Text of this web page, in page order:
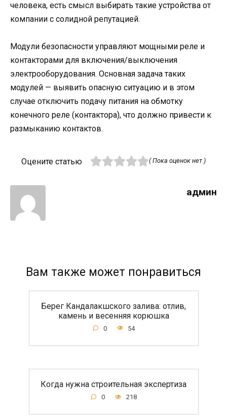
человека, есть смысл выбирать такие устройства от
компании с солидной репутацией.
Модули безопасности управляют мощными реле и
контакторами для включения/выключения
электрооборудования. Основная задача таких
модулей — выявить опасную ситуацию и в этом
случае отключить подачу питания на обмотку
конечного реле (контактора), что должно привести к
размыканию контактов.
Оцените статью ( Пока оценок нет )
админ
Вам также может понравиться
Берег Кандалакшского залива: отлив,
камень и весенняя корюшка
0 54
Когда нужна строительная экспертиза
0 218